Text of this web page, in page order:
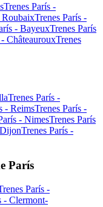
Trenes París -
RoubaixTrenes París -
- BayeuxTrenes París
ChâteaurouxTrenes
Trenes París -
- ReimsTrenes París -
- NimesTrenes París
Trenes París -
París
París -
- Clermont-